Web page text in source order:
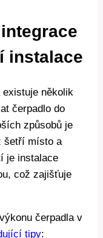
instalace
několik
čerpadlo do
způsobů je
šetří místo a
je instalace
což zajišťuje
čerpadla v
tipy: